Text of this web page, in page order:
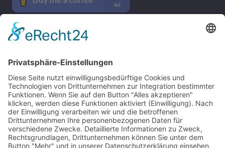
SOCIAL MEDIA
B-17 Bomber Flying Fortress – The Queen Of The Skies -
www.b17flyingfortress.de
Kontakt Impressum Datenschutzerklärung Deutsch English